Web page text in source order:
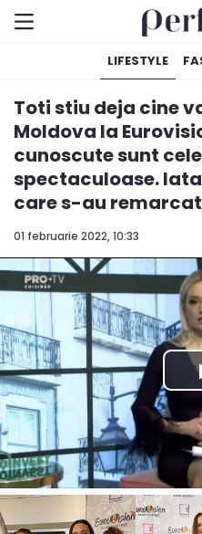
LIFESTYLE
01 februarie 2022, 10:33
Toti stiu deja cine
Moldova la
cunoscute sunt
spectaculoase.
care s-au remarcat